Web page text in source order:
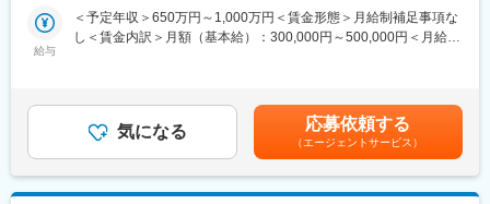
変更の範囲：会社の定める業務
（詳細）
（1） 公共規格や顧客規格に従う品質マネジメントシステムの改
善・構築
（2） 各種認証規格に対する外部審査機関､顧客の監査受審準備、
対応
（3） 社内各部門の品質管理方法の改善や助言活動
給与
＜予定年収＞650万円～1,000万円＜賃金形態＞月給制補足事項な
し＜賃金内訳＞月額（基本給）：300,000円～500,000円＜月給＞
量労働制）での採用となる可能性もございます。（選考過程で決
定いたします）残業代なし、休憩時間60分■昇給年1回(4月)、賞与
年2回(6月･12月)賃金はあくまでも目安の金額であり、選考を通じ
て上下する可能性があります。月給(月額)は固定手当を含めた表記
です。
気になる 応募依頼する
（エージェントサービス）